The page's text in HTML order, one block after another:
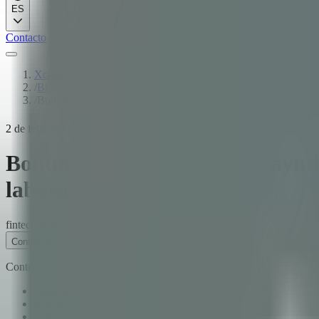
ES
Contacto
Xcapit
2 de febrero de 2026
Bonum: la plataforma que
laborales
fintech
Contenido
Contenido